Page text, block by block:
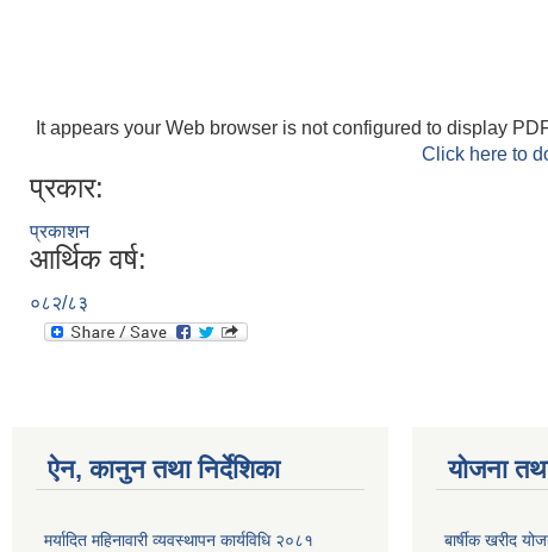
It appears your Web browser is not configured to display
Click here to
प्रकार:
प्रकाशन
आर्थिक वर्ष:
०८२/८३
ऐन, कानुन तथा निर्देशिका
मर्यादित महिनावारी व्यवस्थापन कार्यविधि २०८१
योजना
बार्षीक खरीद